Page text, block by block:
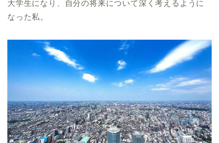
大学生になり、自分の将来について深く考えるように
なった私。